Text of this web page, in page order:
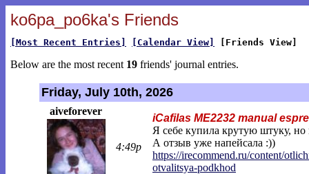
ko6pa_po6ka's Friends
[Most Recent Entries] [Calendar View] [Friends View]
Below are the most recent 19 friends' journal entries.
Friday, July 10th, 2026
aiveforever
4:49p
iCafilas ME2232 manual
Я себе купила крутую штуку,
А отзыв уже напейсала :))
https://irecommend.ru/content/
otvalitsya-podkhod